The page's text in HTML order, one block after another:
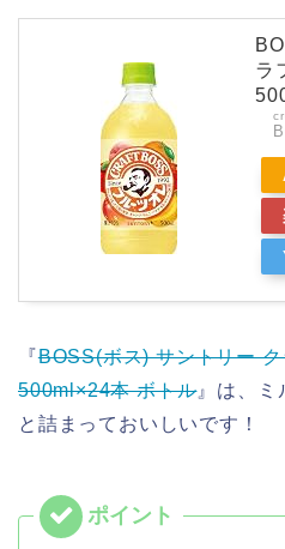
ラ
『BOSS(ボス) サントリー
500ml×24本 ボトル』は、ミ
と詰まっておいしいです！